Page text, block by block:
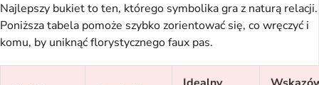
Najlepszy bukiet to ten, którego symbolika gra z naturą relacji.
Poniższa tabela pomoże szybko zorientować się, co wręczyć i
komu, by uniknąć florystycznego faux pas.